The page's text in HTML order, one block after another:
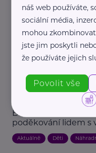
Bábovkový den
poděkování lidem s
Aktuálně Děti
náš web používáte,
sociální média,
mohou
jste jim poskytli
že používáte jejich
Povolit vše